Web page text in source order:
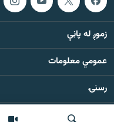
زموږ له پاڼې
عمومي معلومات
رسنۍ
د دې ووبپاڼې د